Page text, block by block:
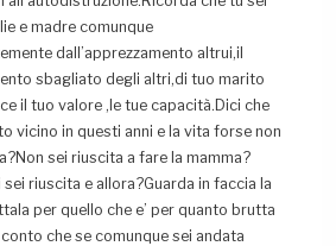
e madre comunque
dall’apprezzamento altrui,il
sbagliato degli altri,di tuo marito
il tuo valore ,le tue capacità.Dici che
vicino in questi anni e la vita forse non
sei riuscita a fare la mamma?
sei riuscita e allora?Guarda in faccia la
per quello che e’ per quanto brutta
che se comunque sei andata